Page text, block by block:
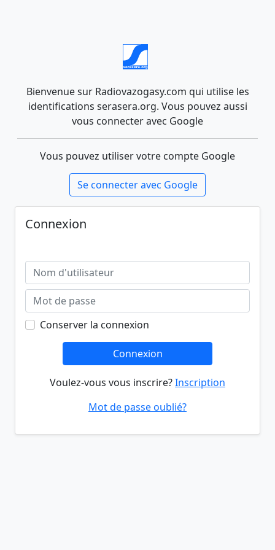
Bienvenue sur Radiovazogasy.com qui utilise les
identifications serasera.org. Vous pouvez aussi
vous connecter avec Google
Vous pouvez utiliser votre compte Google
Se connecter avec Google
Connexion
Conserver la connexion
Connexion
Voulez-vous vous inscrire?Inscription
Mot de passe oublié?